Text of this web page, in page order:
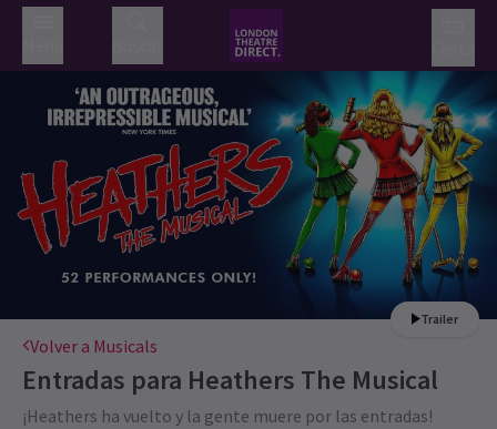
Trailer
Volver a Musicals
Entradas para Heathers The Musical
¡Heathers ha vuelto y la gente muere por las entradas!